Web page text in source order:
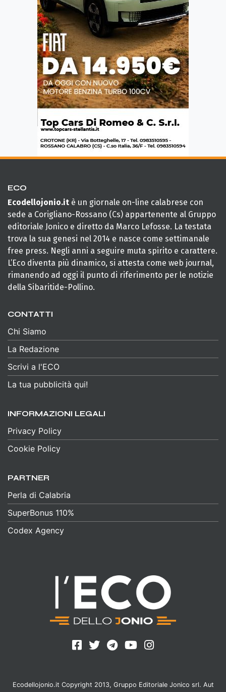
ECO
Ecodellojonio.it è un giornale on-line calabrese con
sede a Corigliano-Rossano (Cs) appartenente al Gruppo
editoriale Jonico e diretto da Marco Lefosse. La testata
trova la sua genesi nel 2014 e nasce come settimanale
free press. Negli anni a seguire muta spirito e carattere.
L’Eco diventa più dinamico, si attesta come web journal,
rimanendo ad oggi il punto di riferimento per le notizie
della Sibaritide-Pollino.
CONTATTI
Chi Siamo
La Redazione
Scrivi a l'ECO
La tua pubblicità qui!
INFORMAZIONI LEGALI
Privacy Policy
Cookie Policy
PARTNER
Perla di Calabria
SuperBonus 110%
Codex Agency
Ecodellojonio.it Copyright 2013, Gruppo Editoriale Jonico srl. Aut